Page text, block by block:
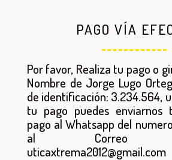
PAGO VÍA
Por favor, Realiza tu pago o
Nombre de Jorge Lugo
de identificación: 3.234.564,
tu pago puedes enviarnos
pago al Whatsapp del
al Correo
uticaxtrema2012@gmail.com